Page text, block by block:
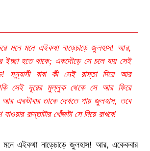
মনে মনে এইকথা নাড়েচাড়ে জুলহাস! আর,
ইচ্ছা হতে থাকে; একদৌড়ে সে চলে যায় সেই
সন্ন্যাসী বাবা কী সেই রাস্তা দিয়ে আর
সেই দূরের মুল্লুক থেকে সে আর ফিরে
একটাবার তাকে দেখতে পায় জুলহাস, তবে
যাওয়ার রাস্তাটার খোঁজটা সে নিয়ে রাখবে!
মনে এইকথা নাড়েচাড়ে জুলহাস! আর, একেকবার